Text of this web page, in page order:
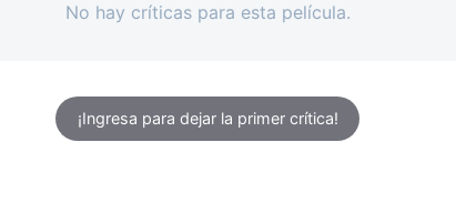
No hay críticas para esta película.
¡Ingresa para dejar la primer crítica!